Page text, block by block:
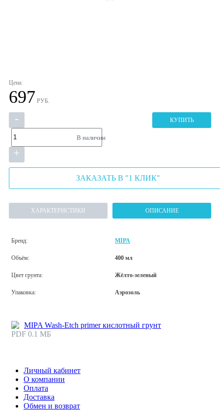
Цена:
697 РУБ.
-
+
КУПИТЬ
В наличии
ЗАКАЗАТЬ В "1 КЛИК"
ХАРАКТЕРИСТИКИ ОПИСАНИЕ
Бренд: MIPA
Объём: 400 мл
Цвет грунта: Жёлто-зеленый
Упаковка: Аэрозоль
MIPA Wash-Etch primer кислотный грунт
PDF 0.1 МБ
Личный кабинет
О компании
Оплата
Доставка
Обмен и возврат